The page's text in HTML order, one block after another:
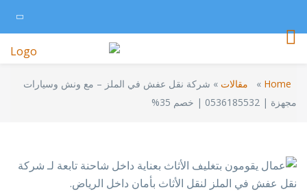
Home
» مقالات » شركة نقل عفش في الملز – مع ونش وسيارات
مجهزة | 0536185532 | خصم 35%